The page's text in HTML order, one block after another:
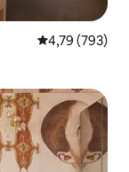
4,79 av 5 i
4,79 (793)